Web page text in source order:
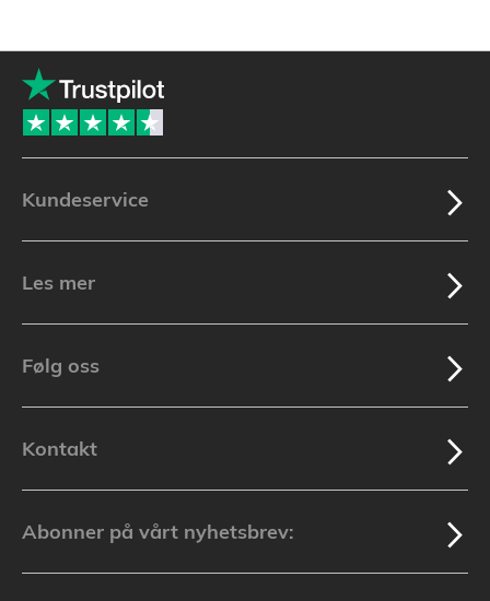
Kundeservice
Les mer
Følg oss
Kontakt
Abonner på vårt nyhetsbrev: